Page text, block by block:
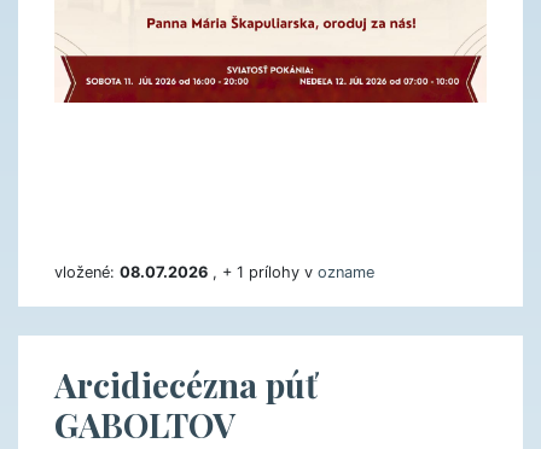
vložené: 08.07.2026 , + 1 prílohy v ozname
Arcidiecézna púť
GABOLTOV